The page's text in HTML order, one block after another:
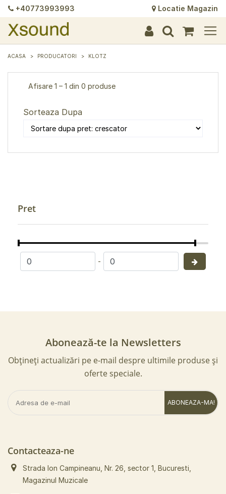
+40773993993 Locatie Magazin
+
+
+
+
+
+
+
+
+
+
+
+
+
+
ACASA PRODUCATORI KLOTZ
Pret
-
Afisare 1 – 1 din 0 produse
Sorteaza Dupa
Abonează-te la Newsletters
Obțineți actualizări pe e-mail despre ultimile produse și
oferte speciale.
ABONEAZA-MA!
Contacteaza-ne
Strada Ion Campineanu, Nr. 26, sector 1, Bucuresti,
Magazinul Muzicale